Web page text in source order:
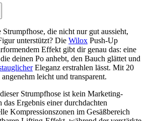
die nicht nur gut aussieht,
unterstützt? Die Wilox Push-Up
Effekt gibt dir genau das: eine
deinen Po anhebt, den Bauch glättet und
Eleganz erstrahlen lässt. Mit 20
leicht und transparent.
Strumpfhose ist kein Marketing-
das Ergebnis einer durchdachten
Kompressionszonen im Gesäßbereich